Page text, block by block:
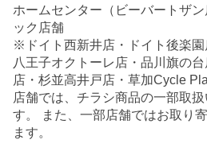
ホームセンター（ビーバートザ
ック店舗
※ドイト西新井店・ドイト後楽園
八王子オクトーレ店・品川旗の
店・杉並高井戸店・草加Cycle
店舗では、チラシ商品の一部取
す。 また、一部店舗ではお取り
ます。